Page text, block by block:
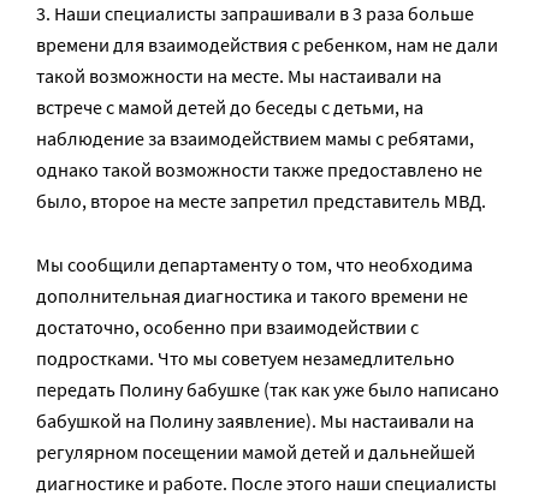
3. Наши специалисты запрашивали в 3 раза больше
времени для взаимодействия с ребенком, нам не дали
такой возможности на месте. Мы настаивали на
встрече с мамой детей до беседы с детьми, на
наблюдение за взаимодействием мамы с ребятами,
однако такой возможности также предоставлено не
было, второе на месте запретил представитель МВД.
Мы сообщили департаменту о том, что необходима
дополнительная диагностика и такого времени не
достаточно, особенно при взаимодействии с
подростками. Что мы советуем незамедлительно
передать Полину бабушке (так как уже было написано
бабушкой на Полину заявление). Мы настаивали на
регулярном посещении мамой детей и дальнейшей
диагностике и работе. После этого наши специалисты